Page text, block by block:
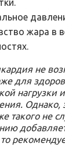
жара в
не
для
нагрузки
такого не